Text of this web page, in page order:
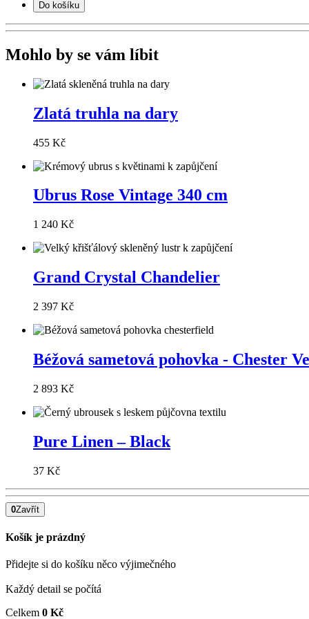
Do košíku
Mohlo by se vám líbit
Zlatá truhla na dary
455 Kč
Ubrus Rose Vintage 340 cm
1 240 Kč
Grand Crystal Chandelier
2 397 Kč
Béžová sametová pohovka - Chester
2 893 Kč
Pure Linen – Black
37 Kč
0Zavřít
Košík je prázdný
Přidejte si do košíku něco výjimečného
Každý detail se počítá
Celkem 0 Kč